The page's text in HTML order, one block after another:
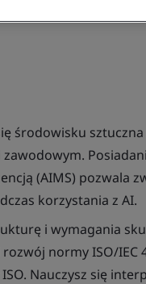
środowisku
(AIMS) pozwala
korzystania z AI.
i wymagania
normy ISO/
Nauczysz się